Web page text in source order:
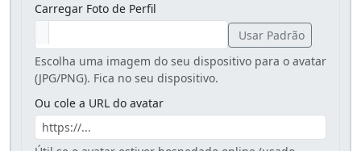
Carregar Foto de Perfil
Usar Padrão
Escolha uma imagem do seu dispositivo para o avatar
(JPG/PNG). Fica no seu dispositivo.
Ou cole a URL do avatar